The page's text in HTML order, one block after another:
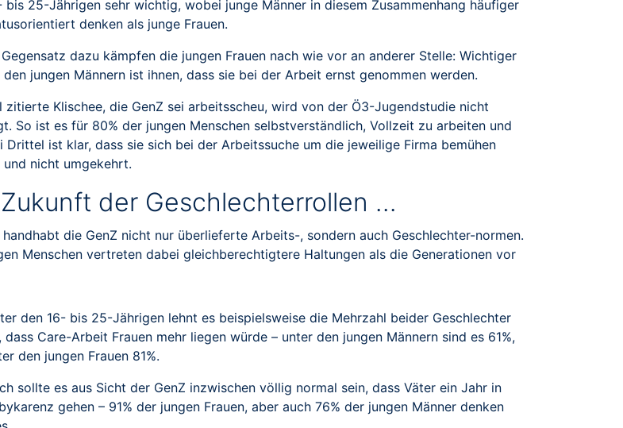
bis 25-Jährigen sehr wichtig, wobei junge Männer in diesem Zusammenhang häufiger
denken als junge Frauen.
dazu kämpfen die jungen Frauen nach wie vor an anderer Stelle: Wichtiger
den jungen Männern ist ihnen, dass sie bei der Arbeit ernst genommen werden.
zitierte Klischee, die GenZ sei arbeitsscheu, wird von der Ö3-Jugendstudie nicht
So ist es für 80% der jungen Menschen selbstverständlich, Vollzeit zu arbeiten und
Drittel ist klar, dass sie sich bei der Arbeitssuche um die jeweilige Firma bemühen
und nicht umgekehrt.
der Geschlechterrollen …
die GenZ nicht nur überlieferte Arbeits-, sondern auch Geschlechter-normen.
Menschen vertreten dabei gleichberechtigtere Haltungen als die Generationen vor
den 16- bis 25-Jährigen lehnt es beispielsweise die Mehrzahl beider Geschlechter
dass Care-Arbeit Frauen mehr liegen würde – unter den jungen Männern sind es 61%,
den jungen Frauen 81%.
sollte es aus Sicht der GenZ inzwischen völlig normal sein, dass Väter ein Jahr in
gehen – 91% der jungen Frauen, aber auch 76% der jungen Männer denken